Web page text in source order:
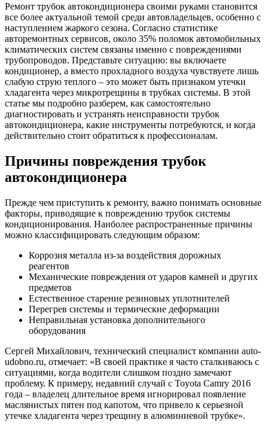
Ремонт трубок автокондиционера своими руками становится
все более актуальной темой среди автовладельцев, особенно с
наступлением жаркого сезона. Согласно статистике
авторемонтных сервисов, около 35% поломок автомобильных
климатических систем связаны именно с повреждениями
трубопроводов. Представьте ситуацию: вы включаете
кондиционер, а вместо прохладного воздуха чувствуете лишь
слабую струю теплого – это может быть признаком утечки
хладагента через микротрещины в трубках системы. В этой
статье мы подробно разберем, как самостоятельно
диагностировать и устранять неисправности трубок
автокондиционера, какие инструменты потребуются, и когда
действительно стоит обратиться к профессионалам.
Причины повреждения трубок
автокондиционера
Прежде чем приступить к ремонту, важно понимать основные
факторы, приводящие к повреждению трубок системы
кондиционирования. Наиболее распространенные причины
можно классифицировать следующим образом:
Коррозия металла из-за воздействия дорожных
реагентов
Механические повреждения от ударов камней и других
предметов
Естественное старение резиновых уплотнителей
Перегрев системы и термические деформации
Неправильная установка дополнительного
оборудования
Сергей Михайлович, технический специалист компании auto-
udobno.ru, отмечает: «В своей практике я часто сталкиваюсь с
ситуациями, когда водители слишком поздно замечают
проблему. К примеру, недавний случай с Toyota Camry 2016
года – владелец длительное время игнорировал появление
маслянистых пятен под капотом, что привело к серьезной
утечке хладагента через трещину в алюминиевой трубке».